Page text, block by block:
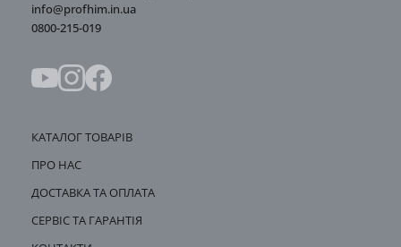
info@profhim.in.ua
0800-215-019
КАТАЛОГ ТОВАРІВ
ПРО НАС
ДОСТАВКА ТА ОПЛАТА
СЕРВІС ТА ГАРАНТІЯ